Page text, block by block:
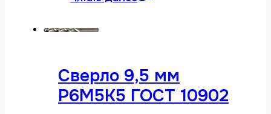
Сверло 9,5 мм
Р6М5К5 ГОСТ 10902